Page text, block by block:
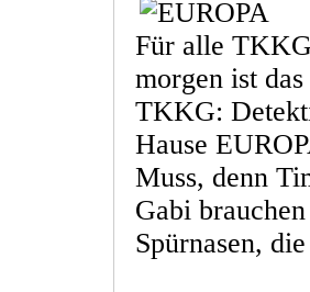
Für alle
morgen ist
TKKG:
Hause
Muss, denn
Gabi
Spürnasen,